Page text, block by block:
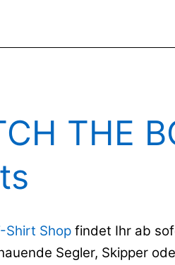
THE
Shirt Shop findet Ihr ab
Segler, Skipper